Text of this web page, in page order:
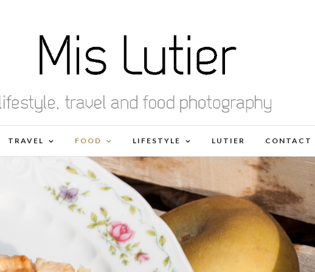
TRAVEL FOOD LIFESTYLE LUTIER CONTACT